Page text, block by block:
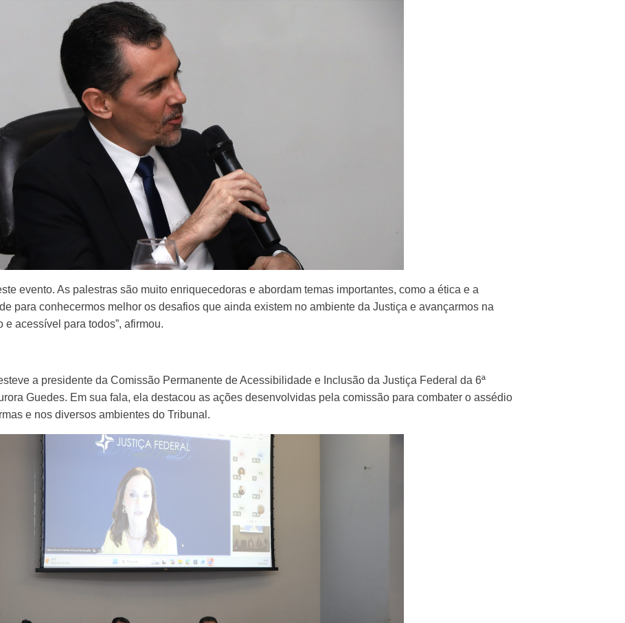
evento. As palestras são muito enriquecedoras e abordam temas importantes, como a ética e a
para conhecermos melhor os desafios que ainda existem no ambiente da Justiça e avançarmos na
acessível para todos”, afirmou.
a presidente da Comissão Permanente de Acessibilidade e Inclusão da Justiça Federal da 6ª
Guedes. Em sua fala, ela destacou as ações desenvolvidas pela comissão para combater o assédio
e nos diversos ambientes do Tribunal.